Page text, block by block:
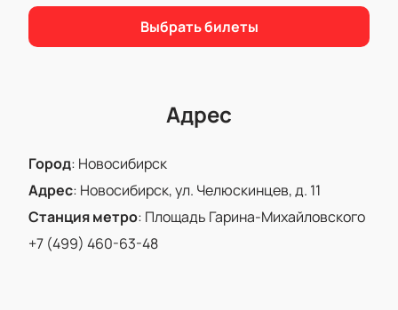
театральным представлением. Приходите на
спектакль «Диван дальнего следования» 5 января
Выбрать билеты
Адрес
Город: Новосибирск
Адрес: Новосибирск, ул. Челюскинцев, д. 11
Станция метро: Площадь Гарина-Михайловского
+7 (499) 460-63-48